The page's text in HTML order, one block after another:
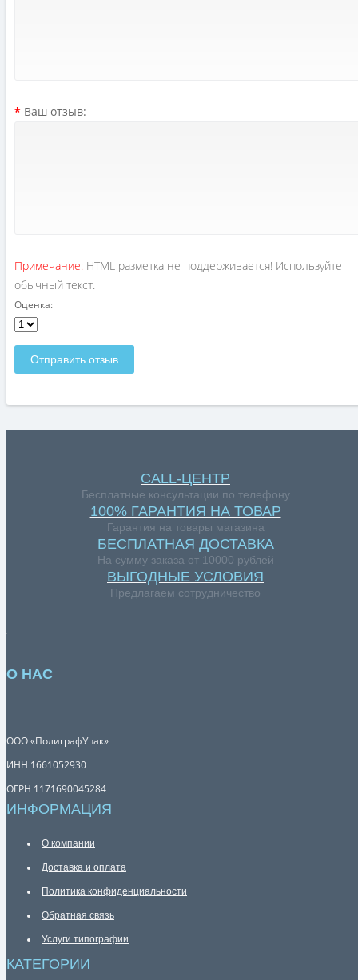
Ваш отзыв:
Примечание: HTML разметка не поддерживается! Используйте
обычный текст.
Оценка:
Отправить отзыв
CALL-ЦЕНТР
Бесплатные консультации по телефону
100% ГАРАНТИЯ НА ТОВАР
Гарантия на товары магазина
БЕСПЛАТНАЯ ДОСТАВКА
На сумму заказа от 10000 рублей
ВЫГОДНЫЕ УСЛОВИЯ
Предлагаем сотрудничество
О НАС
ООО «ПолиграфУпак»
ИНН 1661052930
ОГРН 1171690045284
ИНФОРМАЦИЯ
О компании
Доставка и оплата
Политика конфиденциальности
Обратная связь
Услуги типографии
КАТЕГОРИИ